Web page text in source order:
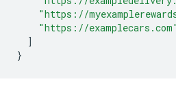
"https://
"https://examplecars.com"
]
}